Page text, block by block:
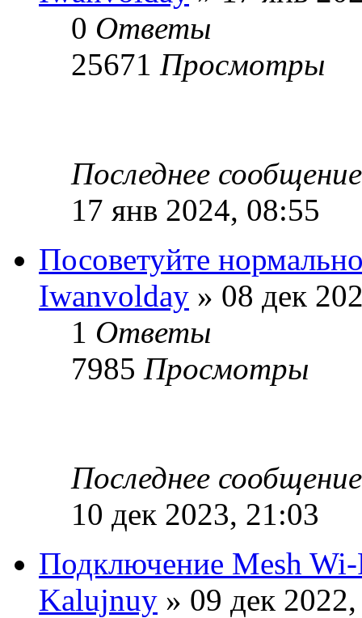
0 Ответы
25671 Просмотры
Последнее
17 янв 2024, 08:55
Посоветуйте
Iwanvolday » 08 дек
1 Ответы
7985 Просмотры
Последнее
10 дек 2023, 21:03
Подключение Mesh
Kalujnuy » 09 дек